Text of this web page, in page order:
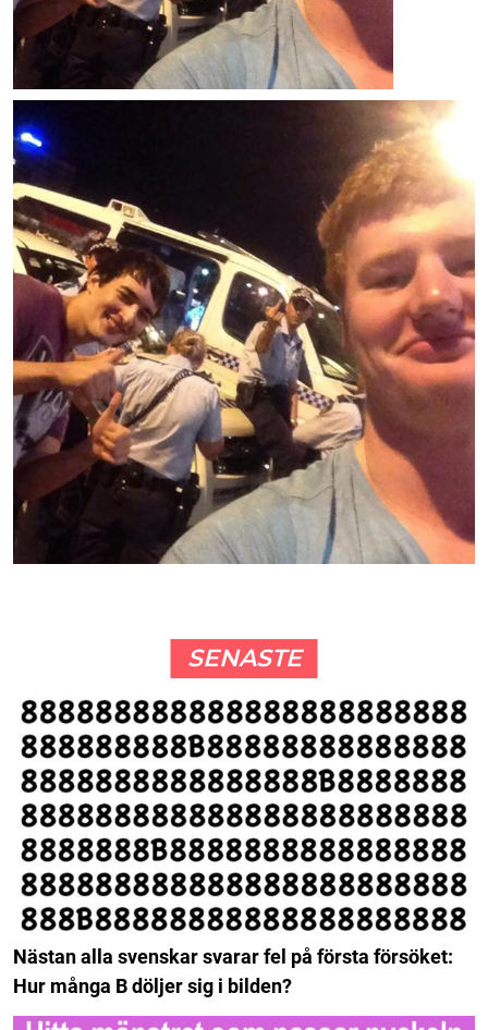
SENASTE
Nästan alla svenskar svarar fel på första försöket:
Hur många B döljer sig i bilden?